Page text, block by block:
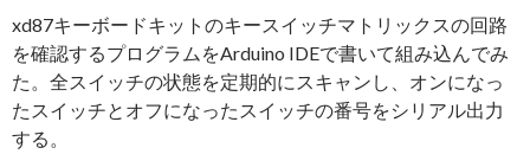
xd87キーボードキットのキースイッチマトリックスの回路
を確認するプログラムをArduino IDEで書いて組み込んでみ
た。全スイッチの状態を定期的にスキャンし、オンになっ
たスイッチとオフになったスイッチの番号をシリアル出力
する。